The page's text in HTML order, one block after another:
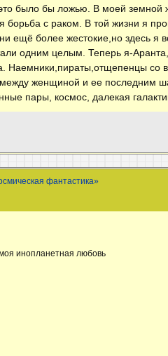
было бы ложью. В моей земной
борьба с раком. В той жизни я
ещё более жестокие,но здесь я
одним целым. Теперь я-
со
женщиной и ее последним
пары, космос, далекая
фантастика»
инопланетная любовь